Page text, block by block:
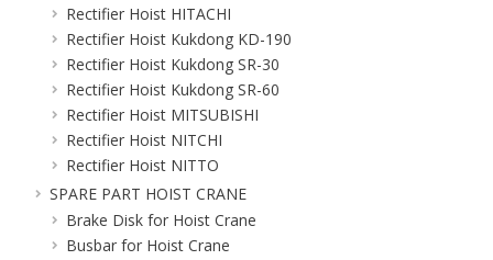
Rectifier Hoist HITACHI
Rectifier Hoist Kukdong KD-190
Rectifier Hoist Kukdong SR-30
Rectifier Hoist Kukdong SR-60
Rectifier Hoist MITSUBISHI
Rectifier Hoist NITCHI
Rectifier Hoist NITTO
SPARE PART HOIST CRANE
Brake Disk for Hoist Crane
Busbar for Hoist Crane